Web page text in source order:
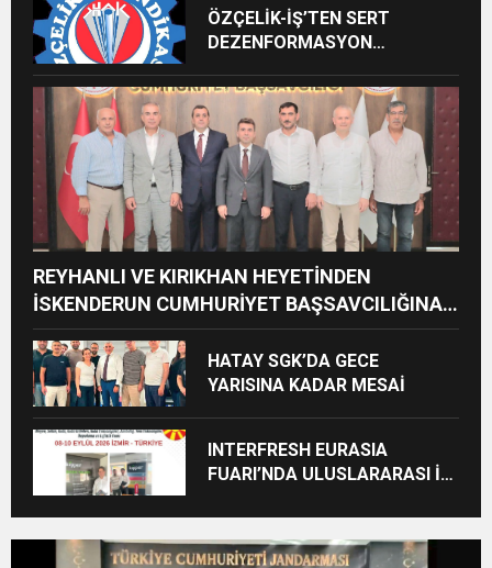
ÖZÇELİK-İŞ’TEN SERT
DEZENFORMASYON
CEZAİ SÜREÇ BAŞLATILDI”
REYHANLI VE KIRIKHAN HEYETİNDEN
İSKENDERUN CUMHURİYET BAŞSAVCILIĞINA
ZİYARET
HATAY SGK’DA GECE
YARISINA KADAR MESAİ
INTERFRESH EURASIA
FUARI’NDA ULUSLARARASI İŞ
BAŞLADI